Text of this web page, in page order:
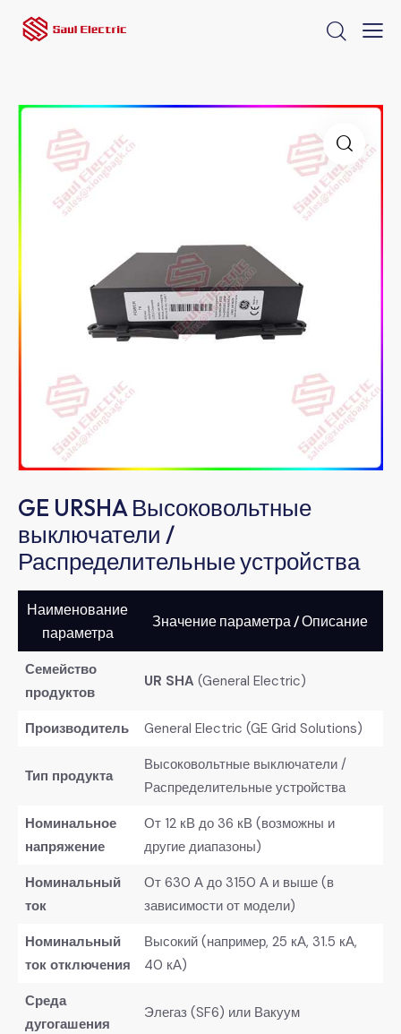
GE URSHA Высоковольтные
выключатели /
Распределительные устройства
Наименование
параметра
Значение параметра / Описание
Семейство
продуктов
UR SHA ​ (General Electric)
Производитель General Electric (GE Grid Solutions)
Тип продукта
Высоковольтные выключатели /
Распределительные устройства
Номинальное
напряжение
От 12 кВ до 36 кВ (возможны и
другие диапазоны)
Номинальный
ток
От 630 А до 3150 А и выше (в
зависимости от модели)
Номинальный
ток отключения
Высокий (например, 25 кА, 31.5 кА,
40 кА)
Среда
дугогашения
Элегаз (SF6) или Вакуум